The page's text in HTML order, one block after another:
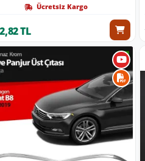
Ücretsiz Kargo
TL